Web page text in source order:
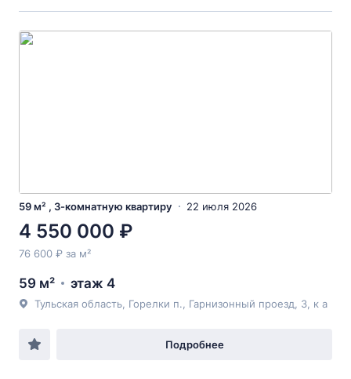
59 м² , 3-комнатную квартиру 22 июля 2026
4 550 000 ₽
76 600 ₽ за м²
59 м² этаж 4
Тульская область, Горелки п., Гарнизонный проезд, 3, к а
Подробнее